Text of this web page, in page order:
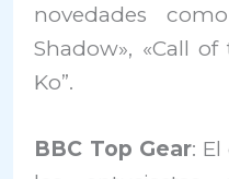
novedades
Shadow», «Call
Ko”.
BBC Top Gear: